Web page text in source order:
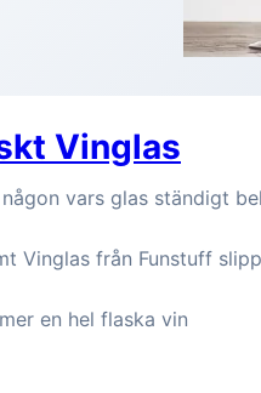
Vinglas
vars glas ständigt
Vinglas från Funstuff
en hel flaska vin